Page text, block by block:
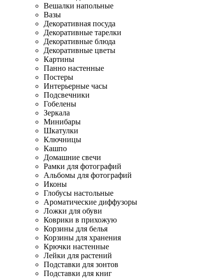
Вешалки напольные
Вазы
Декоративная посуда
Декоративные тарелки
Декоративные блюда
Декоративные цветы
Картины
Панно настенные
Постеры
Интерьерные часы
Подсвечники
Гобелены
Зеркала
Минибары
Шкатулки
Ключницы
Кашпо
Домашние свечи
Рамки для фотографий
Альбомы для фотографий
Иконы
Глобусы настольные
Ароматические диффузоры
Ложки для обуви
Коврики в прихожую
Корзины для белья
Корзины для хранения
Крючки настенные
Лейки для растений
Подставки для зонтов
Подставки для книг